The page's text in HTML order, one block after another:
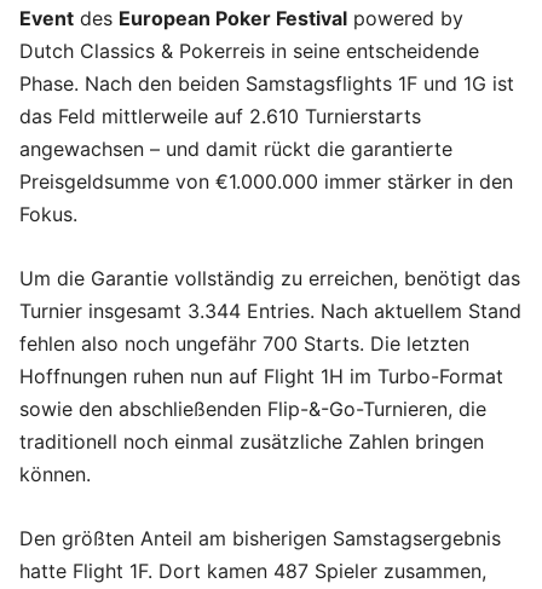
Event des European Poker Festival powered by
Dutch Classics & Pokerreis in seine entscheidende
Phase. Nach den beiden Samstagsflights 1F und 1G ist
das Feld mittlerweile auf 2.610 Turnierstarts
angewachsen – und damit rückt die garantierte
Preisgeldsumme von €1.000.000 immer stärker in den
Fokus.
Um die Garantie vollständig zu erreichen, benötigt das
Turnier insgesamt 3.344 Entries. Nach aktuellem Stand
fehlen also noch ungefähr 700 Starts. Die letzten
Hoffnungen ruhen nun auf Flight 1H im Turbo-Format
sowie den abschließenden Flip-&-Go-Turnieren, die
traditionell noch einmal zusätzliche Zahlen bringen
können.
Den größten Anteil am bisherigen Samstagsergebnis
hatte Flight 1F. Dort kamen 487 Spieler zusammen,